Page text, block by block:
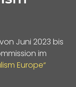
Juni 2023 bis
im
Europe“